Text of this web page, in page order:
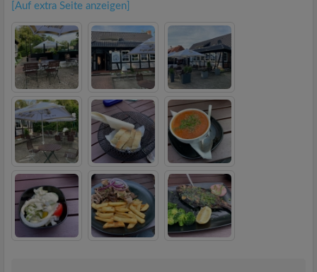
[Auf extra Seite anzeigen]